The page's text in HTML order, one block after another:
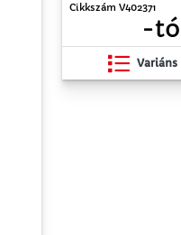
Cikkszám V402371
-
Variáns